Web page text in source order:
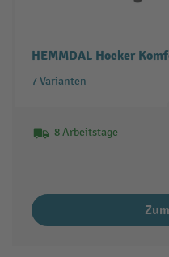
HEMMDAL Hocker
7 Varianten
8 Arbeitstage